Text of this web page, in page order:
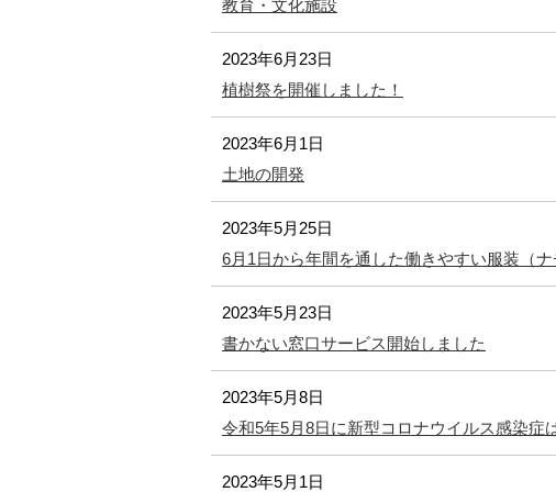
教育・文化施設
2023年6月23日
植樹祭を開催しました！
2023年6月1日
土地の開発
2023年5月25日
6月1日から年間を通した働きやすい服装（
2023年5月23日
書かない窓口サービス開始しました
2023年5月8日
令和5年5月8日に新型コロナウイルス感染症
2023年5月1日